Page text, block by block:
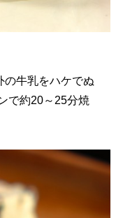
の牛乳をハケでぬ
で約20～25分焼